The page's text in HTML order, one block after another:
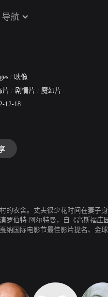
导航
/ 映像
片 / 剧情片 / 魔幻片
12-18
的农舍。丈夫很少花时间在妻子
伯特·阿尔特曼，自《高斯福庄
纳国际电影节最佳影片提名、金